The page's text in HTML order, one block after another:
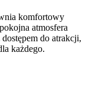
komfortowy
atmosfera
do atrakcji,
każdego.